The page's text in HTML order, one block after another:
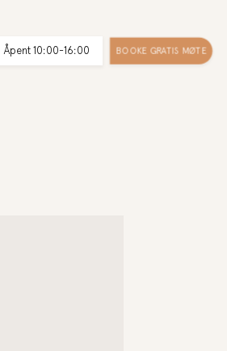
Åpent 10:00-16:00 BOOKE GRATIS MØTE